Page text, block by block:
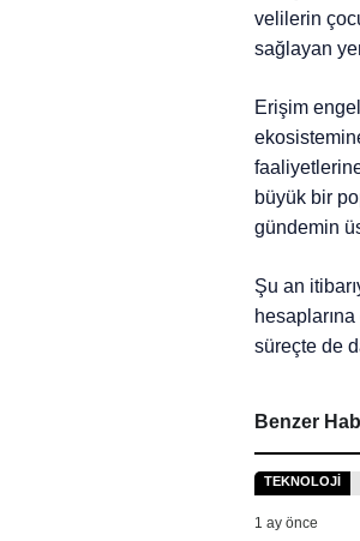
velilerin
sağlayan
Erişim
büyük bir
gündemin
Şu an
süreçte de
Benzer
TEKNOLOJI
1 ay önce